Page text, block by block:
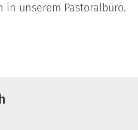
in unserem Pastoralbüro.